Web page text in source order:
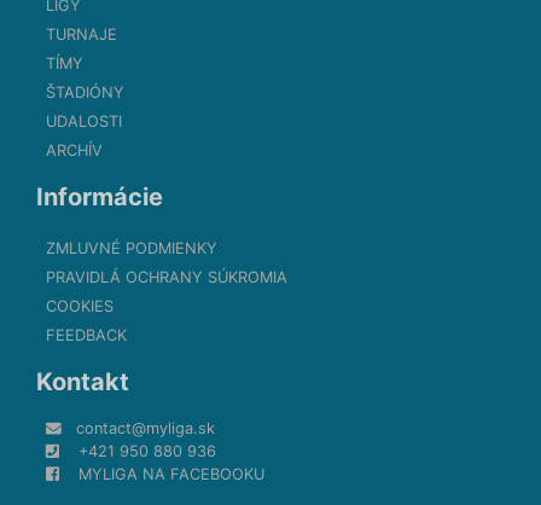
LIGY
TURNAJE
TÍMY
ŠTADIÓNY
UDALOSTI
ARCHÍV
Informácie
ZMLUVNÉ PODMIENKY
PRAVIDLÁ OCHRANY SÚKROMIA
COOKIES
FEEDBACK
Kontakt
contact@myliga.sk
+421 950 880 936
MYLIGA NA FACEBOOKU